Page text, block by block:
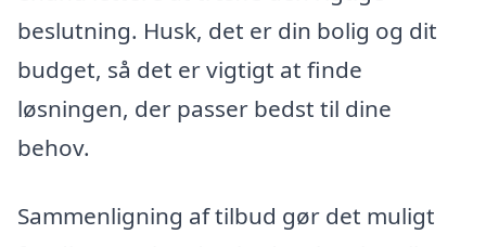
beslutning. Husk, det er din bolig og dit
budget, så det er vigtigt at finde
løsningen, der passer bedst til dine
behov.
Sammenligning af tilbud gør det muligt